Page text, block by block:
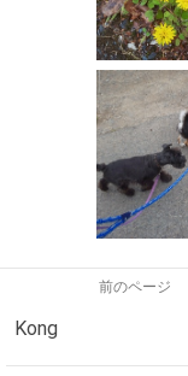
前のページ
Kong